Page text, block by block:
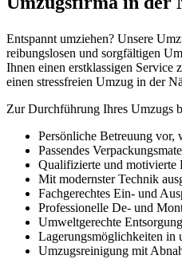
Entspannt umziehen? Unsere
reibungslosen und sorgfältigen
Ihnen einen erstklassigen Service
einen stressfreien Umzug in der
Zur Durchführung Ihres Umzugs
Persönliche Betreuung vor,
Passendes
Qualifizierte und motivierte
Mit modernster Technik
Fachgerechtes Ein- und
Professionelle De- und
Umweltgerechte
Lagerungsmöglichkeiten in
Umzugsreinigung mit